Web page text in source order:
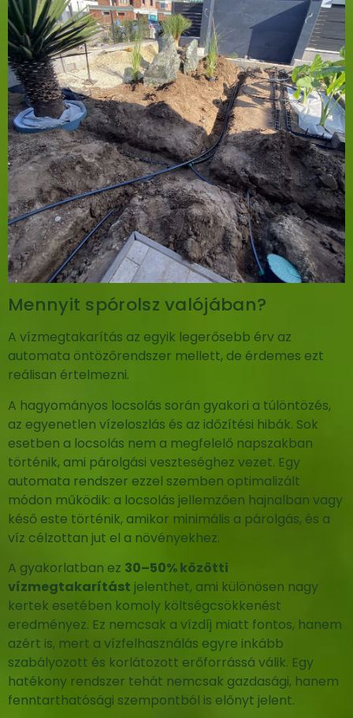
Mennyit spórolsz valójában?
A vízmegtakarítás az egyik legerősebb érv az
automata öntözőrendszer mellett, de érdemes ezt
reálisan értelmezni.
A hagyományos locsolás során gyakori a túlöntözés,
az egyenetlen vízeloszlás és az időzítési hibák. Sok
esetben a locsolás nem a megfelelő napszakban
történik, ami párolgási veszteséghez vezet. Egy
automata rendszer ezzel szemben optimalizált
módon működik: a locsolás jellemzően hajnalban vagy
késő este történik, amikor minimális a párolgás, és a
víz célzottan jut el a növényekhez.
A gyakorlatban ez 30–50% közötti
vízmegtakarítást jelenthet, ami különösen nagy
kertek esetében komoly költségcsökkenést
eredményez. Ez nemcsak a vízdíj miatt fontos, hanem
azért is, mert a vízfelhasználás egyre inkább
szabályozott és korlátozott erőforrássá válik. Egy
hatékony rendszer tehát nemcsak gazdasági, hanem
fenntarthatósági szempontból is előnyt jelent.